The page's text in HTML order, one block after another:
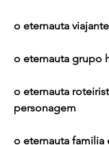
o eternauta
o eternauta grupo
o eternauta
personagem
o eternauta familia